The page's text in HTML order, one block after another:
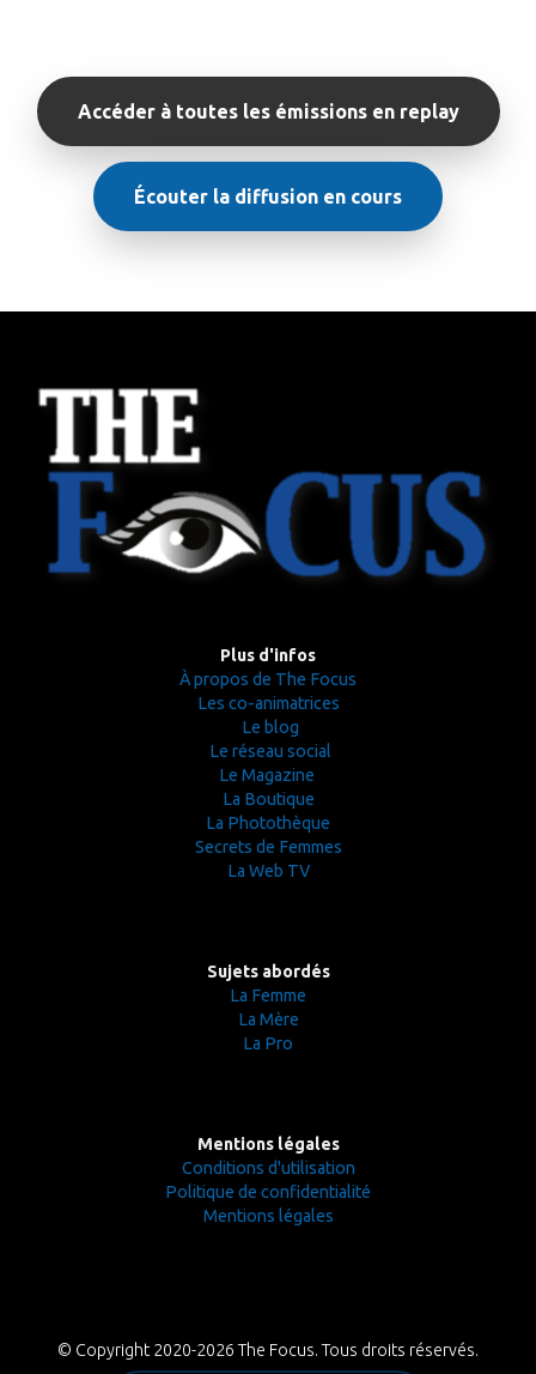
Accéder à toutes les émissions en replay
Écouter la diffusion en cours
Plus d'infos
À propos de The Focus
Les co-animatrices
Le blog
Le réseau social
Le Magazine
La Boutique
La Photothèque
Secrets de Femmes
La Web TV
Sujets abordés
La Femme
La Mère
La Pro
Mentions légales
Conditions d'utilisation
Politique de confidentialité
Mentions légales
© Copyright 2020-2026 The Focus. Tous droits réservés.